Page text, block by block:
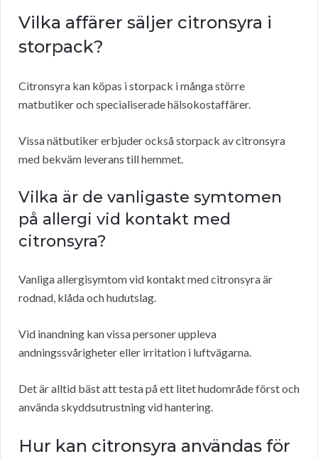
Vilka affärer säljer citronsyra i
storpack?
Citronsyra kan köpas i storpack i många större
matbutiker och specialiserade hälsokostaffärer.
Vissa nätbutiker erbjuder också storpack av citronsyra
med bekväm leverans till hemmet.
Vilka är de vanligaste symtomen
på allergi vid kontakt med
citronsyra?
Vanliga allergisymtom vid kontakt med citronsyra är
rodnad, klåda och hudutslag.
Vid inandning kan vissa personer uppleva
andningssvårigheter eller irritation i luftvägarna.
Det är alltid bäst att testa på ett litet hudområde först och
använda skyddsutrustning vid hantering.
Hur kan citronsyra användas för